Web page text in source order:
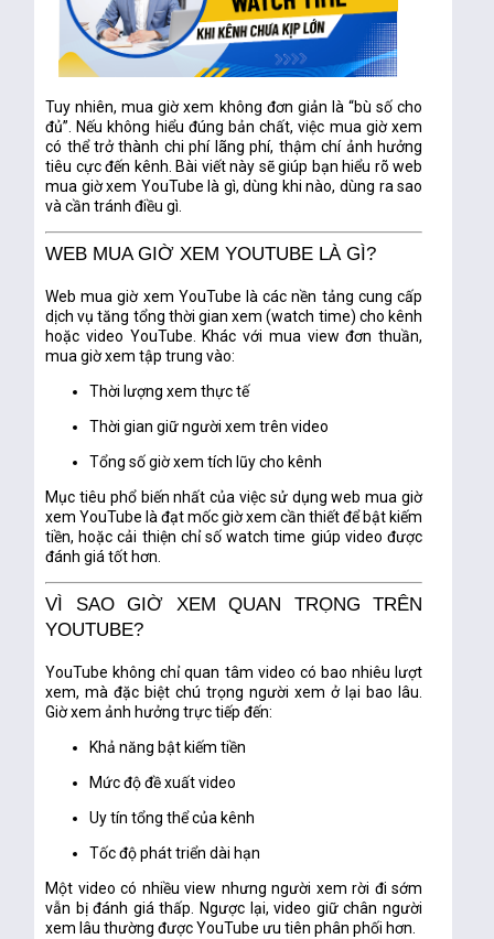
Tuy nhiên, mua giờ xem không đơn giản là “bù số cho
đủ”. Nếu không hiểu đúng bản chất, việc mua giờ xem
có thể trở thành chi phí lãng phí, thậm chí ảnh hưởng
tiêu cực đến kênh. Bài viết này sẽ giúp bạn hiểu rõ web
mua giờ xem YouTube là gì, dùng khi nào, dùng ra sao
và cần tránh điều gì.
WEB MUA GIỜ XEM YOUTUBE LÀ GÌ?
Web mua giờ xem YouTube là các nền tảng cung cấp
dịch vụtăng tổng thời gian xem (watch time) cho kênh
hoặc video YouTube. Khác với mua view đơn thuần,
mua giờ xem tập trung vào:
Thời lượng xem thực tế
Thời gian giữ người xem trên video
Tổng số giờ xem tích lũy cho kênh
Mục tiêu phổ biến nhất của việc sử dụng web mua giờ
xem YouTube làđạt mốc giờ xem cần thiết để bật kiếm
tiền, hoặc cải thiện chỉ số watch time giúp video được
đánh giá tốt hơn.
VÌ SAO GIỜ XEM QUAN TRỌNG TRÊN
YOUTUBE?
YouTube không chỉ quan tâm video có bao nhiêu lượt
xem, mà đặc biệt chú trọngngười xem ở lại bao lâu
Giờ xem ảnh hưởng trực tiếp đến:
Khả năng bật kiếm tiền
Mức độ đề xuất video
Uy tín tổng thể của kênh
Tốc độ phát triển dài hạn
Một video có nhiều view nhưng người xem rời đi sớm
vẫn bị đánh giá thấp. Ngược lại, video giữ chân người
xem lâu thường được YouTube ưu tiên phân phối hơn.